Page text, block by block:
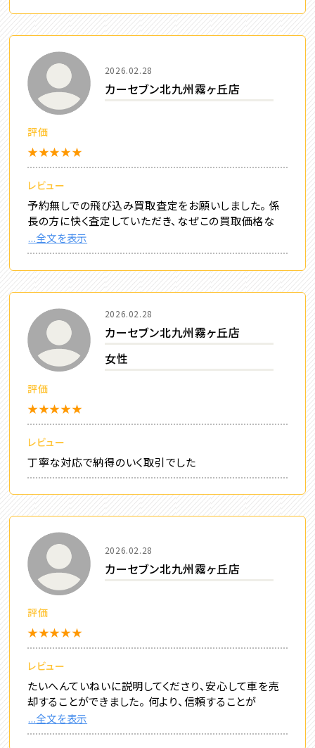
2026.02.28
カーセブン北九州霧ヶ丘店
評価
★★★★★
レビュー
予約無しでの飛び込み買取査定をお願いしました。 係
長の方に快く査定していただき、なぜこの買取価格な
...全文を表示
2026.02.28
カーセブン北九州霧ヶ丘店
女性
評価
★★★★★
レビュー
丁寧な対応で納得のいく取引でした
2026.02.28
カーセブン北九州霧ヶ丘店
評価
★★★★★
レビュー
たいへんていねいに説明してくださり、安心して車を売
却することができました。 何より、信頼することが
...全文を表示